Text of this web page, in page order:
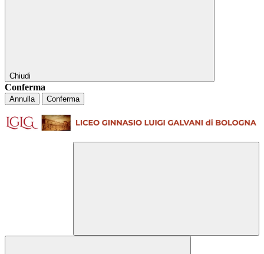
Chiudi
Conferma
Annulla Conferma